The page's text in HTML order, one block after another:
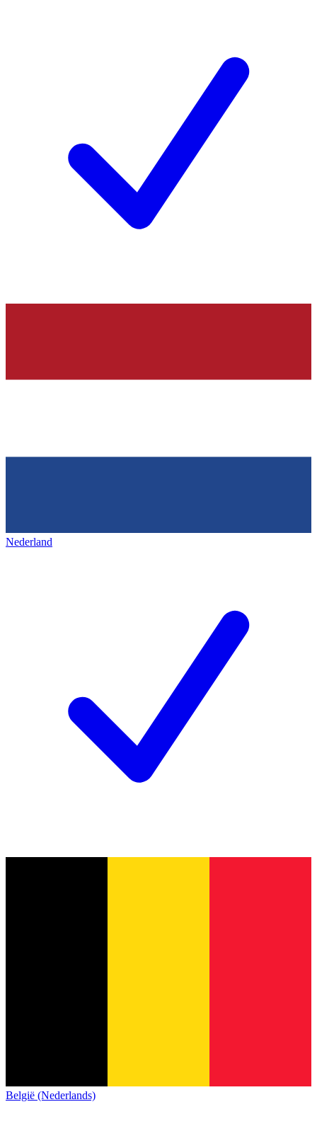
Nederland
België (Nederlands)